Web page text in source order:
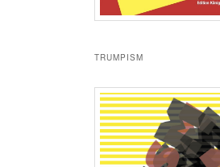
TRUMPISM